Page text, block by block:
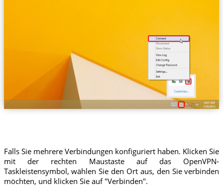
Falls Sie mehrere Verbindungen konfiguriert haben. Klicken Sie
mit der rechten Maustaste auf das OpenVPN-
Taskleistensymbol, wählen Sie den Ort aus, den Sie verbinden
möchten, und klicken Sie auf "Verbinden".